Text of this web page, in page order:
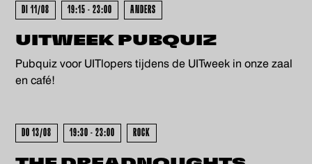
DI 11/08 19:15 - 23:00 ANDERS
UITWEEK PUBQUIZ
Pubquiz voor UITlopers tijdens de UITweek in onze zaal
en café!
DO 13/08 19:30 - 23:00 ROCK